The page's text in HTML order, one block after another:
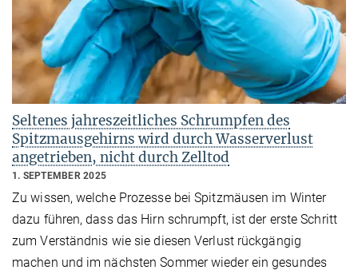
Seltenes jahreszeitliches Schrumpfen des
Spitzmausgehirns wird durch Wasserverlust
angetrieben, nicht durch Zelltod
1. SEPTEMBER 2025
Zu wissen, welche Prozesse bei Spitzmäusen im Winter
dazu führen, dass das Hirn schrumpft, ist der erste Schritt
zum Verständnis wie sie diesen Verlust rückgängig
machen und im nächsten Sommer wieder ein gesundes